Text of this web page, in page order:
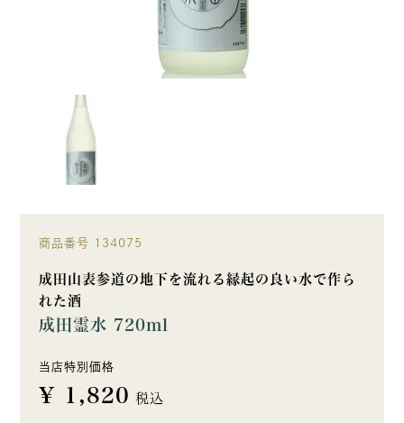
商品番号 134075
成田山表参道の地下を流れる縁起の良い水で作ら
れた酒
成田霊水 720ml
当店特別価格
¥ 1,820 税込